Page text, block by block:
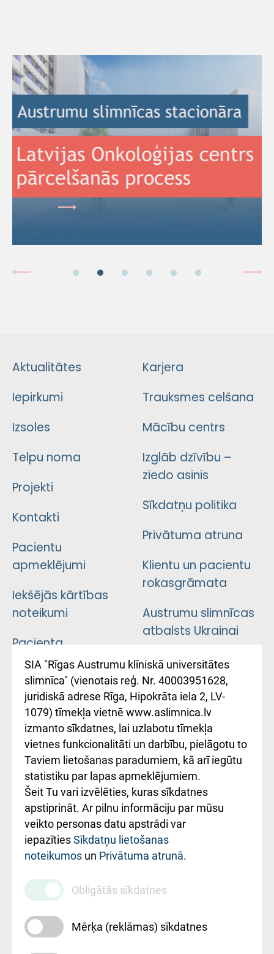
Aktualitātes
Iepirkumi
Izsoles
Telpu noma
Projekti
Kontakti
Pacientu
apmeklējumi
Iekšējās kārtības
noteikumi
Pacienta
atsauksmju/sūdzību
iesniegšanas
kārtība
Kā pie mums nokļūt
Rēķinu apmaksas
ceļvedis
Rekvizīti un
ārstniecības
iestādes kods
010000234
Maksas
pakalpojumu
cenrādis
Karjera
Trauksmes celšana
Mācību centrs
Izglāb dzīvību –
ziedo asinis
Sīkdatņu politika
Privātuma atruna
Klientu un pacientu
rokasgrāmata
Austrumu slimnīcas
atbalsts Ukrainai
Підтримка Східної
лікарні та співпраця з
Україною
SIA "Rīgas Austrumu klīniskā universitātes
slimnīca" (vienotais reģ. Nr. 40003951628,
juridiskā adrese Rīga, Hipokrāta iela 2, LV-
1079) tīmekļa vietnē www.aslimnica.lv
izmanto sīkdatnes, lai uzlabotu tīmekļa
vietnes funkcionalitāti un darbību, pielāgotu to
Taviem lietošanas paradumiem, kā arī iegūtu
statistiku par lapas apmeklējumiem.
Šeit Tu vari izvēlēties, kuras sīkdatnes
apstiprināt. Ar pilnu informāciju par mūsu
veikto personas datu apstrādi var
iepazītiesSīkdatņu lietošanas
noteikumos un Privātuma atrunā.
Obligātās sīkdatnes
Mērķa (reklāmas) sīkdatnes